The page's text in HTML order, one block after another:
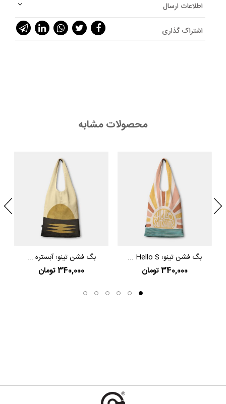
اطلاعات ارسال
اشتراک گذاری
محصولات مشابه
بگ فشن تینو؛ Hello S ...
340,000 تومان
بگ فشن تینو؛ آبستره ...
340,000 تومان